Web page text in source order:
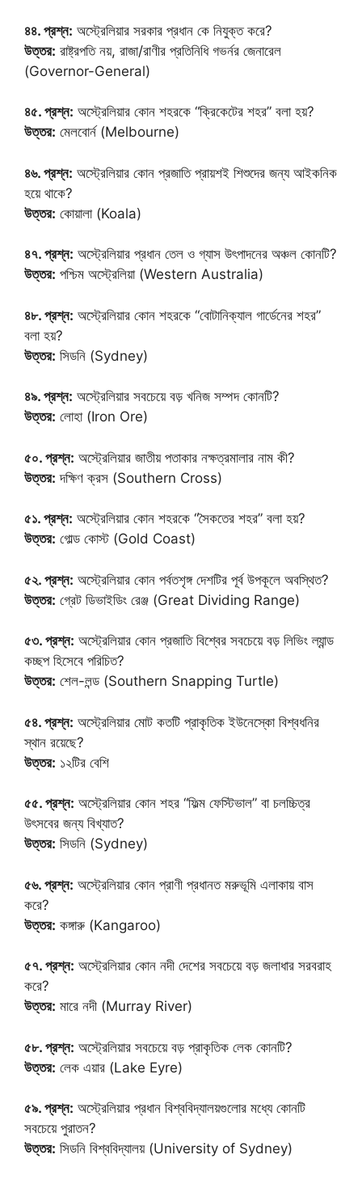
৪৪. প্রশ্ন: অস্ট্রেলিয়ার সরকার প্রধান কে নিযুক্ত করে?
উত্তর: রাষ্ট্রপতি নয়, রাজা/রাণীর প্রতিনিধি গভর্নর জেনারেল
(Governor-General)
৪৫. প্রশ্ন: অস্ট্রেলিয়ার কোন শহরকে “ক্রিকেটের শহর” বলা হয়?
উত্তর: মেলবোর্ন (Melbourne)
৪৬. প্রশ্ন: অস্ট্রেলিয়ার কোন প্রজাতি প্রায়শই শিশুদের জন্য আইকনিক
হয়ে থাকে?
উত্তর: কোয়ালা (Koala)
৪৭. প্রশ্ন: অস্ট্রেলিয়ার প্রধান তেল ও গ্যাস উৎপাদনের অঞ্চল কোনটি?
উত্তর: পশ্চিম অস্ট্রেলিয়া (Western Australia)
৪৮. প্রশ্ন: অস্ট্রেলিয়ার কোন শহরকে “বোটানিক্যাল গার্ডেনের শহর”
বলা হয়?
উত্তর: সিডনি (Sydney)
৪৯. প্রশ্ন: অস্ট্রেলিয়ার সবচেয়ে বড় খনিজ সম্পদ কোনটি?
উত্তর: লোহা (Iron Ore)
৫০. প্রশ্ন: অস্ট্রেলিয়ার জাতীয় পতাকার নক্ষত্রমালার নাম কী?
উত্তর: দক্ষিণ ক্রস (Southern Cross)
৫১. প্রশ্ন: অস্ট্রেলিয়ার কোন শহরকে “সৈকতের শহর” বলা হয়?
উত্তর: গোল্ড কোস্ট (Gold Coast)
৫২. প্রশ্ন: অস্ট্রেলিয়ার কোন পর্বতশৃঙ্গ দেশটির পূর্ব উপকূলে অবস্থিত?
উত্তর: গ্রেট ডিভাইডিং রেঞ্জ (Great Dividing Range)
৫৩. প্রশ্ন: অস্ট্রেলিয়ার কোন প্রজাতি বিশ্বের সবচেয়ে বড় লিভিং ল্যান্ড
কচ্ছপ হিসেবে পরিচিত?
উত্তর: শেল-লন্ড (Southern Snapping Turtle)
৫৪. প্রশ্ন: অস্ট্রেলিয়ার মোট কতটি প্রাকৃতিক ইউনেস্কো বিশ্বধনির
স্থান রয়েছে?
উত্তর: ১২টির বেশি
৫৫. প্রশ্ন: অস্ট্রেলিয়ার কোন শহর “ফিল্ম ফেস্টিভাল” বা চলচ্চিত্র
উৎসবের জন্য বিখ্যাত?
উত্তর: সিডনি (Sydney)
৫৬. প্রশ্ন: অস্ট্রেলিয়ার কোন প্রাণী প্রধানত মরুভূমি এলাকায় বাস
করে?
উত্তর: কঙ্গারু (Kangaroo)
৫৭. প্রশ্ন: অস্ট্রেলিয়ার কোন নদী দেশের সবচেয়ে বড় জলাধার সরবরাহ
করে?
উত্তর: মারে নদী (Murray River)
৫৮. প্রশ্ন: অস্ট্রেলিয়ার সবচেয়ে বড় প্রাকৃতিক লেক কোনটি?
উত্তর: লেক এয়ার (Lake Eyre)
৫৯. প্রশ্ন: অস্ট্রেলিয়ার প্রধান বিশ্ববিদ্যালয়গুলোর মধ্যে কোনটি
সবচেয়ে পুরাতন?
উত্তর: সিডনি বিশ্ববিদ্যালয় (University of Sydney)